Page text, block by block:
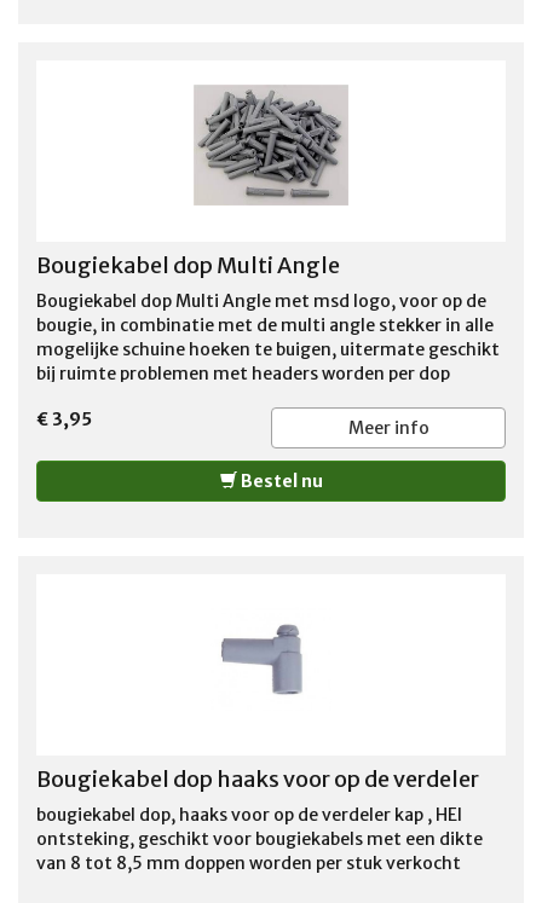
Bougiekabel dop Multi Angle
Bougiekabel dop Multi Angle met msd logo, voor op de
bougie, in combinatie met de multi angle stekker in alle
mogelijke schuine hoeken te buigen, uitermate geschikt
bij ruimte problemen met headers worden per dop
€ 3,95
Meer info
Bestel nu
Bougiekabel dop haaks voor op de verdeler
bougiekabel dop, haaks voor op de verdeler kap , HEI
ontsteking, geschikt voor bougiekabels met een dikte
van 8 tot 8,5 mm doppen worden per stuk verkocht